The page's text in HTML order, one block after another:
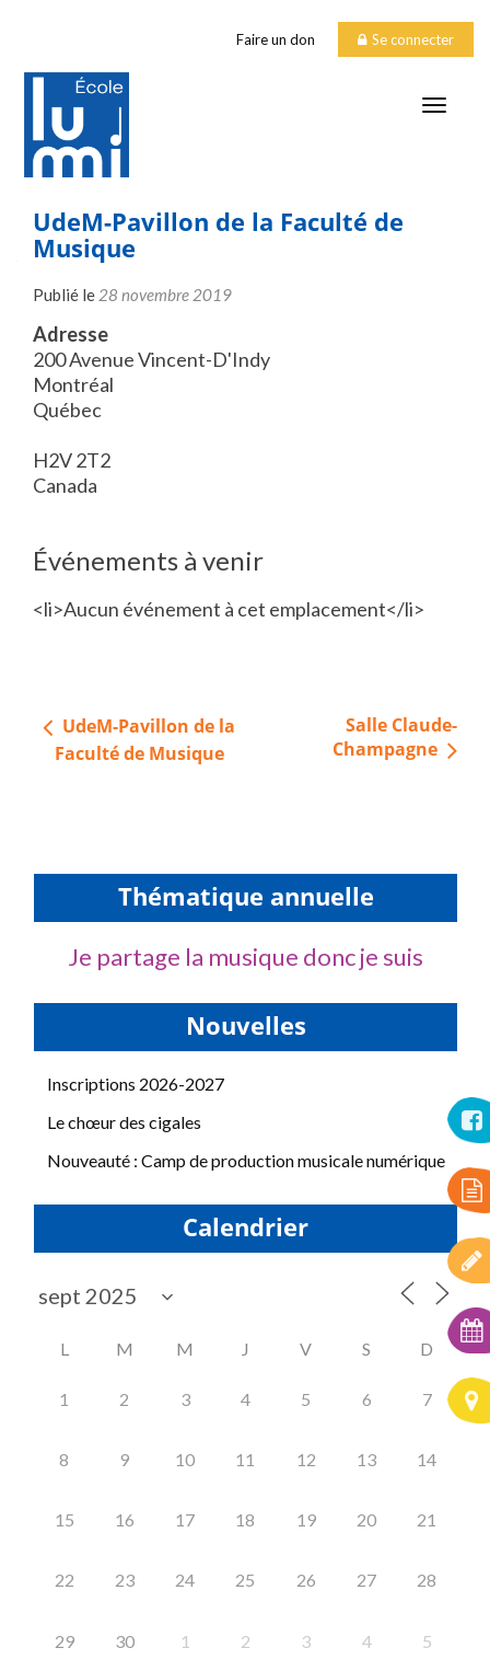
Faire un don Se connecter
UdeM-Pavillon de la Faculté de
Musique
Publié le 28 novembre 2019
Adresse
200 Avenue Vincent-D'Indy
Montréal
Québec
H2V 2T2
Canada
Événements à venir
<li>Aucun événement à cet emplacement</li>
Navigation
de
UdeM-Pavillon de la
Faculté de Musique
Salle Claude-
Champagne
Thématique annuelle
Je partage la musique donc je suis
Nouvelles
Inscriptions 2026-2027
Le chœur des cigales
Nouveauté : Camp de production musicale numérique
Calendrier
L M M J V S D
1 2 3 4 5 6 7
8 9 10 11 12 13 14
15 16 17 18 19 20 21
22 23 24 25 26 27 28
29 30 1 2 3 4 5